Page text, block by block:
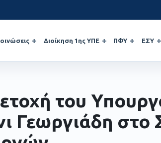
Διοίκηση 1ης ΥΠΕ ΠΦΥ ΕΣΥ
του
Γεωργιάδη στο